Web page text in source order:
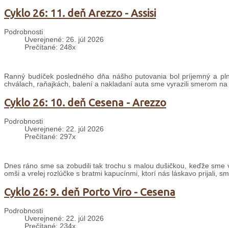
Cyklo 26: 11. deň Arezzo - Assisi
Podrobnosti
Uverejnené: 26. júl 2026
Prečítané: 248x
Ranný budíček posledného dňa nášho putovania bol príjemný a
chválach, raňajkách, balení a nakladaní auta sme vyrazili smerom
Cyklo 26: 10. deň Cesena - Arezzo
Podrobnosti
Uverejnené: 22. júl 2026
Prečítané: 297x
Dnes ráno sme sa zobudili tak trochu s malou dušičkou, keďže
omši a vrelej rozlúčke s bratmi kapucínmi, ktorí nás láskavo prijali,
Cyklo 26: 9. deň Porto Viro - Cesena
Podrobnosti
Uverejnené: 22. júl 2026
Prečítané: 234x